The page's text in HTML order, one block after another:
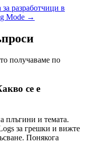
за разработчици в
Mode →
получаваме по
се е
плъгини и темата.
за грешки и вижте
Понякога